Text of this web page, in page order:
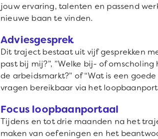
jouw ervaring, talenten en passend
nieuwe baan te vinden.
Adviesgesprek
Dit traject bestaat uit vijf gesprekken
past bij mij?”, ”Welke bij- of
de arbeidsmarkt?” of “Wat is een
vragen bereikbaar via het
Focus loopbaanportaal
Tijdens en tot drie maanden na het
maken van oefeningen en het